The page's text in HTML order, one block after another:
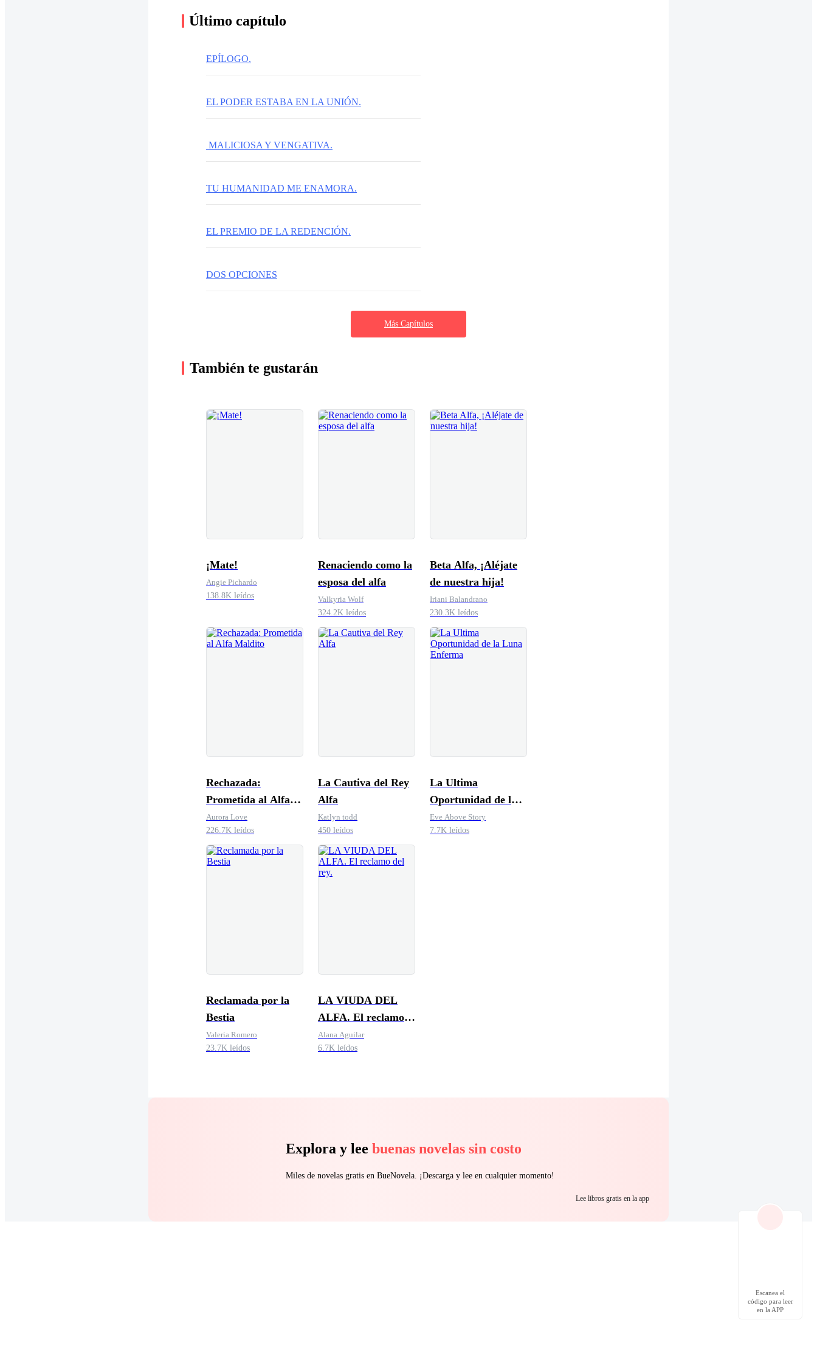
Último capítulo
EPÍLOGO.
EL PODER ESTABA EN LA UNIÓN.
MALICIOSA Y VENGATIVA.
TU HUMANIDAD ME ENAMORA.
EL PREMIO DE LA REDENCIÓN.
DOS OPCIONES
Más Capítulos
También te gustarán
¡Mate!
Angie Pichardo
138.8K leídos
Renaciendo como la
esposa del alfa
Valkyria Wolf
324.2K leídos
Beta Alfa, ¡Aléjate
de nuestra hija!
Iriani Balandrano
230.3K leídos
Rechazada:
Prometida al Alfa
Maldito
Aurora Love
226.7K leídos
La Cautiva del Rey
Alfa
Katlyn todd
450 leídos
La Ultima
Oportunidad de la
Luna Enferma
Eve Above Story
7.7K leídos
Reclamada por la
Bestia
Valeria Romero
23.7K leídos
LA VIUDA DEL
ALFA. El reclamo
del rey.
Alana Aguilar
6.7K leídos
Explora y lee buenas novelas sin costo
Miles de novelas gratis en BueNovela. ¡Descarga y lee en cualquier momento!
Lee libros gratis en la app
Escanea el
código para leer
en la APP